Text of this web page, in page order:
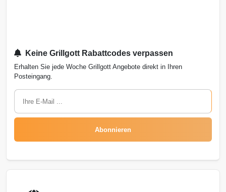
Keine Grillgott Rabattcodes verpassen
Erhalten Sie jede Woche Grillgott Angebote direkt in Ihren
Posteingang.
Abonnieren